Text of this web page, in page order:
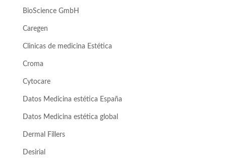
BioScience GmbH
Caregen
Clinicas de medicina Estética
Croma
Cytocare
Datos Medicina estética España
Datos Medicina estética global
Dermal Fillers
Desirial